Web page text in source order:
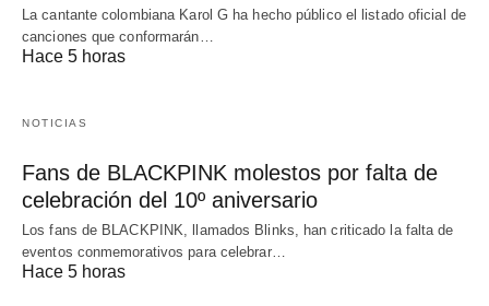
La cantante colombiana Karol G ha hecho público el listado oficial de
canciones que conformarán…
Hace 5 horas
NOTICIAS
Fans de BLACKPINK molestos por falta de
celebración del 10º aniversario
Los fans de BLACKPINK, llamados Blinks, han criticado la falta de
eventos conmemorativos para celebrar…
Hace 5 horas